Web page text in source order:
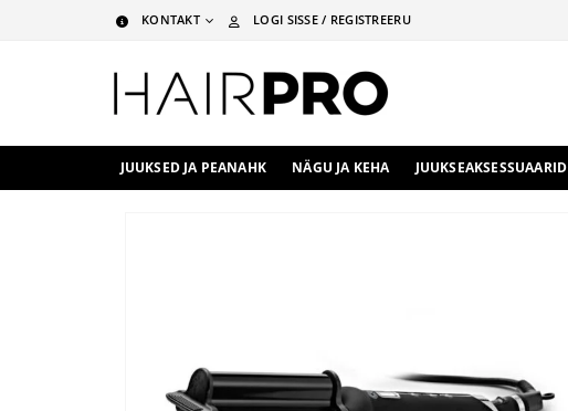
KONTAKT LOGI SISSE / REGISTREERU
JUUKSED JA PEANAHK NÄGU JA KEHA JUUKSEAKSESSUAARID